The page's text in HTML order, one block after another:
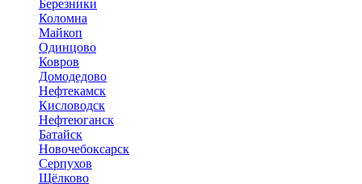
Березники
Коломна
Майкоп
Одинцово
Ковров
Домодедово
Нефтекамск
Кисловодск
Нефтеюганск
Батайск
Новочебоксарск
Серпухов
Щёлково